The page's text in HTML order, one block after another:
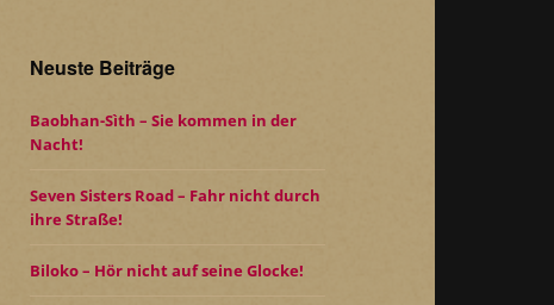
Neuste Beiträge
Baobhan-Sìth – Sie kommen in der
Nacht!
Seven Sisters Road – Fahr nicht durch
ihre Straße!
Biloko – Hör nicht auf seine Glocke!